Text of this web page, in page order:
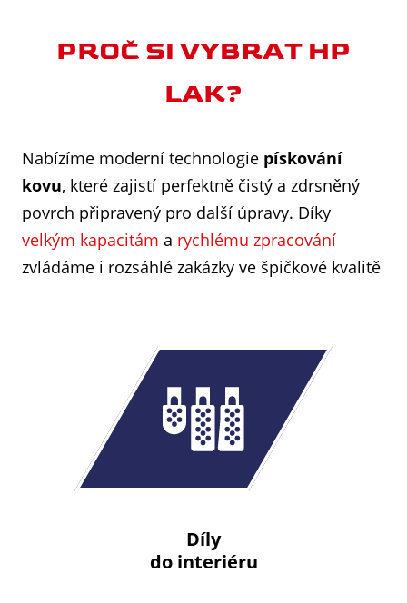
PROČ SI VYBRAT HP
LAK?
Nabízíme moderní technologie pískování
kovu, které zajistí perfektně čistý a zdrsněný
povrch připravený pro další úpravy. Díky
velkým kapacitám a rychlému zpracování
zvládáme i rozsáhlé zakázky ve špičkové kvalitě
Díly
do interiéru